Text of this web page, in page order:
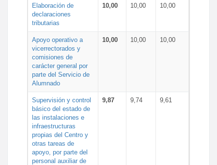
Elaboración de
declaraciones
tributarias
10,00 10,00 10,00
Apoyo operativo a
vicerrectorados y
comisiones de
carácter general por
parte del Servicio de
Alumnado
10,00 10,00 10,00
Supervisión y control
básico del estado de
las instalaciones e
infraestructuras
propias del Centro y
otras tareas de
apoyo, por parte del
personal auxiliar de
9,87 9,74 9,61